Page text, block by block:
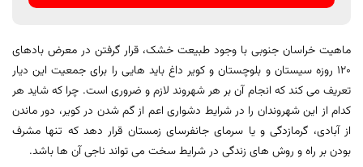
ماهیت خراسان جنوبی با وجود طبیعت خشک، قرار گرفتن در معرض بادهای
۱۲۰ روزه سیستان و بلوچستان و کویر داغ باید هایی را برای جمعیت این دیار
تعریف می کند که انجام آن بر هر شهروند لازم و ضروری است. چرا که شاید هر
کدام از این شهروندان را در شرایط دشواری اعم از گم شدن در کویر، دور ماندن
از آبادی، گرمازدگی و یا سرمای جانفرسای زمستان قرار دهد که تنها مشرف
بودن بر راه و روش های زندگی در شرایط سخت می تواند ناجی آن ها باشد.